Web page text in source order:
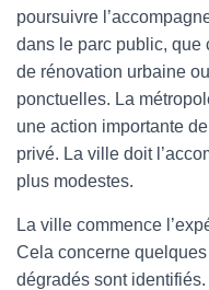
poursuivre
dans le parc public, que
de rénovation urbaine
ponctuelles. La
une action importante
privé. La ville doit
plus modestes.
La ville commence
Cela concerne
dégradés sont